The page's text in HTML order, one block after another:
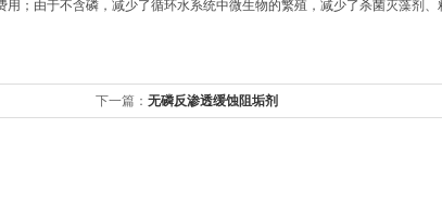
；由于不含磷，减少了循环水系统中微生物的繁殖，减少了杀菌灭藻剂、
下一篇： 无磷反渗透缓蚀阻垢剂